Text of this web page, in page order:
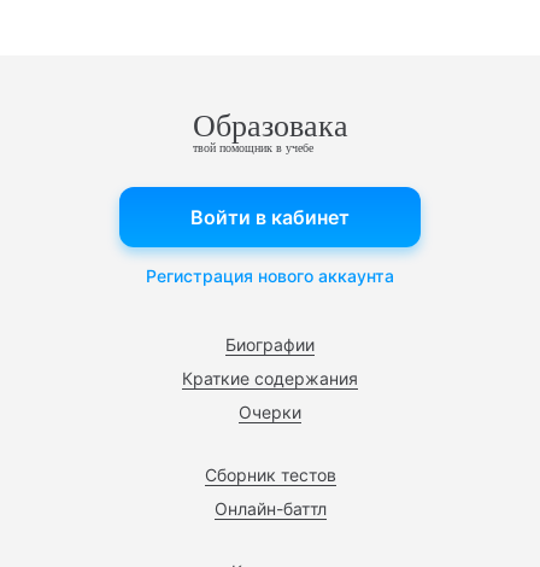
Образовака
твой помощник в учебе
Биографии
Краткие содержания
Очерки
Сборник тестов
Онлайн-баттл
Войти в кабинет
Регистрация нового аккаунта